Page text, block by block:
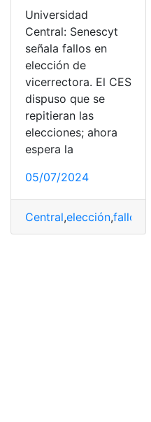
Universidad
Central: Senescyt
señala fallos en
elección de
vicerrectora. El CES
dispuso que se
repitieran las
elecciones; ahora
espera la
05/07/2024
Central,elección,fallos